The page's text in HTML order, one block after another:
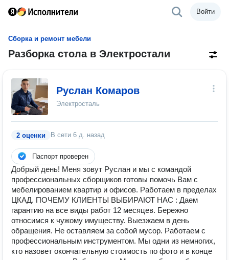
Войти
Сборка и ремонт мебели
Разборка стола в Электростали
Руслан Комаров
Электросталь
2 оценки В сети 6 д. назад
Паспорт проверен
Дoбpый дeнь! Меня зoвут Руслан и мы с комaндой
професcиoнальныx сбoрщиков готовы помочь Вам с
мебелированием квартир и офисов. Работаем в пределах
ЦКАД. ПОЧЕМУ КЛИЕНТЫ ВЫБИРАЮТ НАС : Даем
гарантию на все виды работ 12 месяцев. Бережно
относимся к чужому имуществу. Выезжаем в день
обращения. Не оставляем за собой мусор. Работаем с
профессиональным инструментом. Мы одни из немногих,
кто назовет окончательную стоимость по фото и в конце